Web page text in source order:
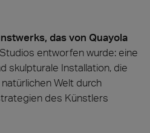
das von Quayola
entworfen wurde: eine
skulpturale Installation, die
Welt durch
des Künstlers